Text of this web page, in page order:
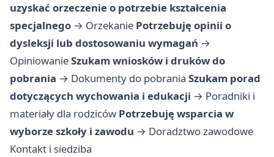
uzyskać orzeczenie o potrzebie kształcenia
specjalnego → Orzekanie Potrzebuję opinii o
dysleksji lub dostosowaniu wymagań →
OpiniowanieSzukam wniosków i druków do
pobrania → Dokumenty do pobrania Szukam porad
dotyczących wychowania i edukacji → Poradniki i
materiały dla rodziców Potrzebuję wsparcia w
wyborze szkoły i zawodu → Doradztwo zawodowe
Kontakt i siedziba